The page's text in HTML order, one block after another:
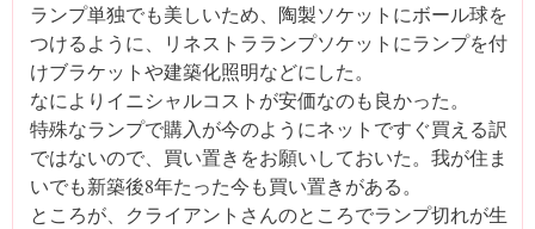
ランプ単独でも美しいため、陶製ソケットにボール球を
つけるように、リネストラランプソケットにランプを付
けブラケットや建築化照明などにした。
なによりイニシャルコストが安価なのも良かった。
特殊なランプで購入が今のようにネットですぐ買える訳
ではないので、買い置きをお願いしておいた。我が住ま
いでも新築後8年たった今も買い置きがある。
ところが、クライアントさんのところでランプ切れが生